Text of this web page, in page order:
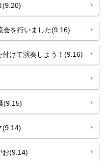
を行いました(9.16)
けて演奏しよう！(9.16)
(9.15)
(9.14)